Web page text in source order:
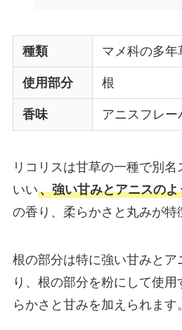
種類 マメ科の多年
使用部分 根
香味 アニスフレー
リコリスは甘草の一種で別名
いい、強い甘みとアニスの
の香り、柔らかさと丸みが特
根の部分は特に強い甘みとア
り、根の部分を粉にして使
らかさと甘みを加えられます。